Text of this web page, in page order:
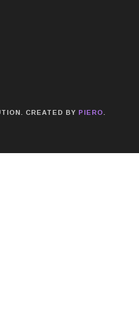
CREATED BY PIERO